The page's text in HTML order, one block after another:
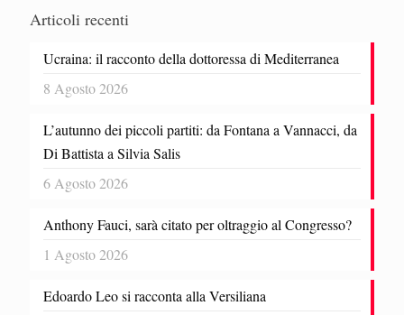
Articoli recenti
Ucraina: il racconto della dottoressa di Mediterranea
8 Agosto 2026
L’autunno dei piccoli partiti: da Fontana a Vannacci, da
Di Battista a Silvia Salis
6 Agosto 2026
Anthony Fauci, sarà citato per oltraggio al Congresso?
1 Agosto 2026
Edoardo Leo si racconta alla Versiliana